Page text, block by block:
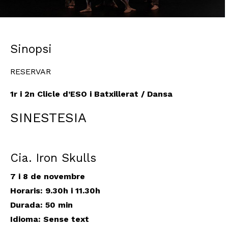
Sinopsi
RESERVAR
1r i 2n Clicle d’ESO i Batxillerat / Dansa
SINESTESIA
Cia. Iron Skulls
7 i 8 de novembre
Horaris: 9.30h i 11.30h
Durada: 50 min
Idioma: Sense text